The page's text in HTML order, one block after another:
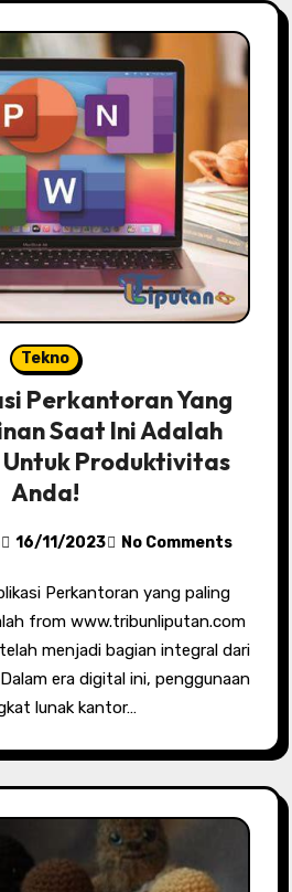
Tekno
Perkantoran Yang
Saat Ini Adalah
Untuk Produktivitas
Anda!
16/11/2023 No Comments
from www.tribunliputan.com
menjadi bagian integral dari
era digital ini, penggunaan
lunak kantor…